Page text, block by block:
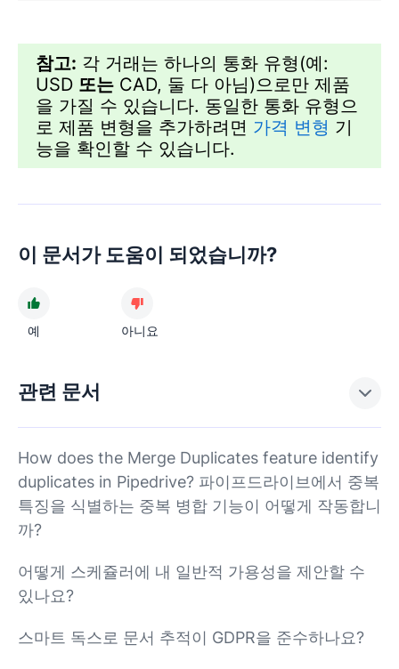
참고: 각 거래는 하나의 통화 유형(예:
USD 또는 CAD, 둘 다 아님)으로만 제품
을 가질 수 있습니다. 동일한 통화 유형으
로 제품 변형을 추가하려면 가격 변형 기
능을 확인할 수 있습니다.
이 문서가 도움이 되었습니까?
예 아니요
관련 문서
How does the Merge Duplicates feature identify
duplicates in Pipedrive? 파이프드라이브에서 중복
특징을 식별하는 중복 병합 기능이 어떻게 작동합니
까?
어떻게 스케쥴러에 내 일반적 가용성을 제안할 수
있나요?
스마트 독스로 문서 추적이 GDPR을 준수하나요?